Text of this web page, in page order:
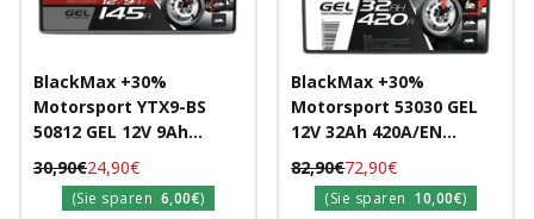
BlackMax +30%
Motorsport YTX9-BS
50812 GEL 12V 9Ah
145A/EN
Motorradbatterie
Angebotspreis
24,90€
Regulärer
Preis
30,90€
(Sie sparen 6,00€)
BlackMax +30%
Motorsport 53030 GEL
12V 32Ah 420A/EN
Motorradbatterie
Angebotspreis
72,90€
Regulärer
Preis
82,90€
(Sie sparen 10,00€)